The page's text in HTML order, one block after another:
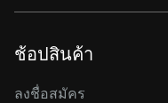
ช้อปสินค้า
ลงชื่อสมัคร